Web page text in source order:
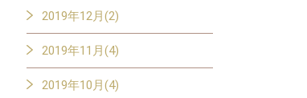
2019年12月(2)
2019年11月(4)
2019年10月(4)